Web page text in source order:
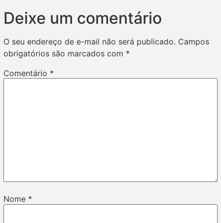
Deixe um comentário
O seu endereço de e-mail não será publicado. Campos
obrigatórios são marcados com *
Comentário *
Nome *